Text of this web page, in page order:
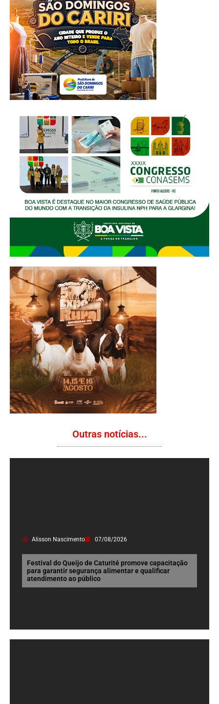
Outras notícias...
Alisson Nascimento 07/08/2026
Festival do Queijo de Caturité promove capacitação
para garantir segurança alimentar e qualificar
atendimento ao público